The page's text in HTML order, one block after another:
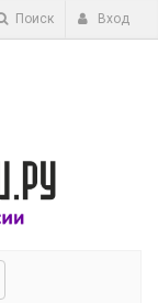
Поиск Вход